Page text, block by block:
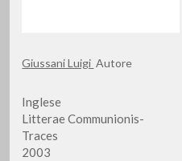
Giussani Luigi Autore
Inglese
Litterae Communionis-
Traces
2003